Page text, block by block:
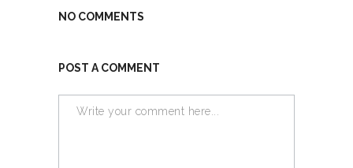
NO COMMENTS
POST A COMMENT